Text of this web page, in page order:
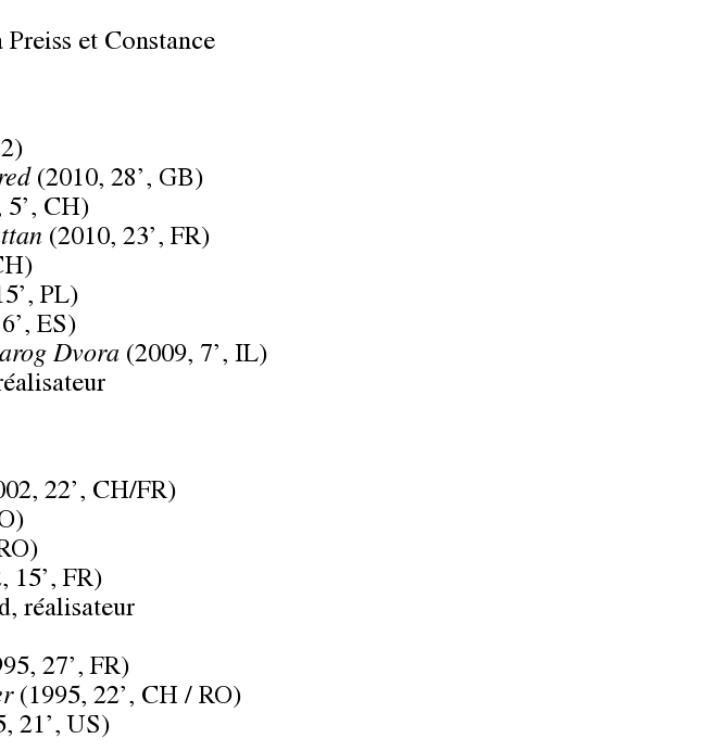
Preiss et Constance
(2010, 28’, GB)
CH)
(2010, 23’, FR)
PL)
ES)
Dvora (2009, 7’, IL)
22’, CH/FR)
15’, FR)
, réalisateur
27’, FR)
(1995, 22’, CH / RO)
21’, US)